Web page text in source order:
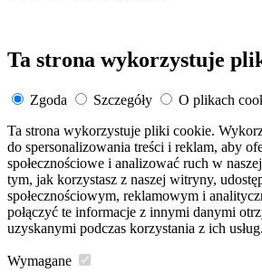
Ta strona wykorzystuje
Zgoda Szczegóły
O plikach
Ta strona wykorzystuje pliki cookie.
do spersonalizowania treści i reklam, aby
społecznościowe i analizować ruch w
tym, jak korzystasz z naszej witryny,
społecznościowym, reklamowym i
połączyć te informacje z innymi danymi
uzyskanymi podczas korzystania z ich usług.
Wymagane